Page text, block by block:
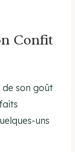
Confit
de son goût
uns